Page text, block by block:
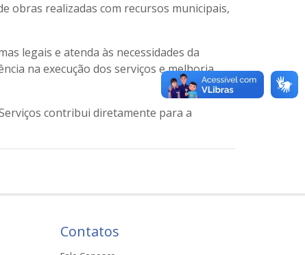
obras realizadas com recursos municipais,
legais e atenda às necessidades da
na execução dos serviços e melhoria
contribui diretamente para a
Contatos